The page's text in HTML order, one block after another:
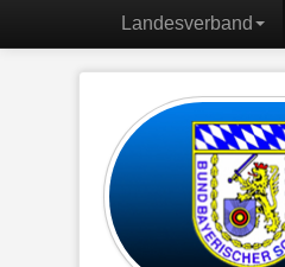
Landesverband